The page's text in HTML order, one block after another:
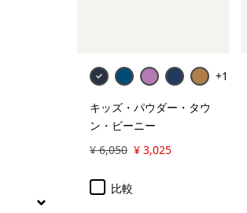
絞り込み
フィット
+1
キッズ・パウダー・タウ
ン・ビーニー
¥ 6,050 ¥ 3,025
比較